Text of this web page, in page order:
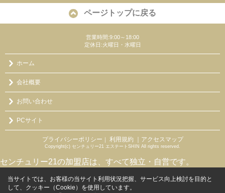
ページトップに戻る
営業時間:9:00～18:00
定休日:火曜日・水曜日
ホーム
会社概要
お問い合わせ
PCサイト
プライバシーポリシー ｜ 利用規約 ｜アクセスマップ
Copyright(c) センチュリー21 エステートSHIN All rights reserved.
センチュリー21の加盟店は、すべて独立・自営です。
当サイトでは、お客様の当サイト利用状況把握、サービス向上検討を目的と
して、クッキー（Cookie）を使用しています。